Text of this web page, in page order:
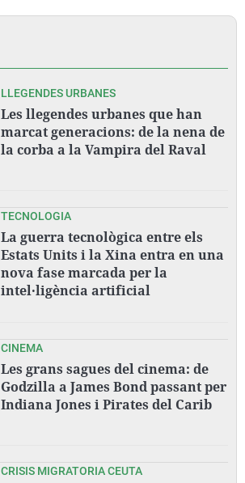
LLEGENDES URBANES
Les llegendes urbanes que han
marcat generacions: de la nena de
la corba a la Vampira del Raval
TECNOLOGIA
La guerra tecnològica entre els
Estats Units i la Xina entra en una
nova fase marcada per la
intel·ligència artificial
CINEMA
Les grans sagues del cinema: de
Godzilla a James Bond passant per
Indiana Jones i Pirates del Carib
CRISIS MIGRATORIA CEUTA